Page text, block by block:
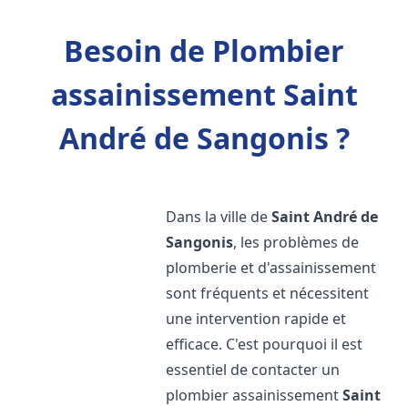
Besoin de Plombier
assainissement Saint
André de Sangonis ?
Dans la ville deSaint André de
Sangonis, les problèmes de
plomberie et d'assainissement
sont fréquents et nécessitent
une intervention rapide et
efficace. C'est pourquoi il est
essentiel de contacter un
plombier assainissementSaint